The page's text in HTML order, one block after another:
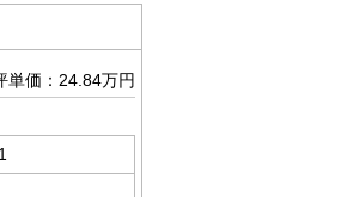
単価：24.84万円
1